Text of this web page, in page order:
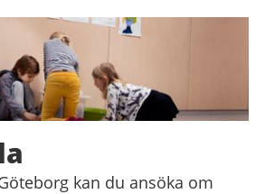
kan du ansöka om